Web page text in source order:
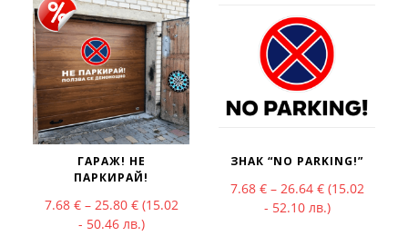
ГАРАЖ! НЕ
ПАРКИРАЙ!
7.68 € – 25.80 €Price range: 7.68 € through 25.80 €
(15.02
- 50.46 лв.)
ЗНАК “NO PARKING!”
7.68 € – 26.64 €Price range:
(15.02
- 52.10 лв.)